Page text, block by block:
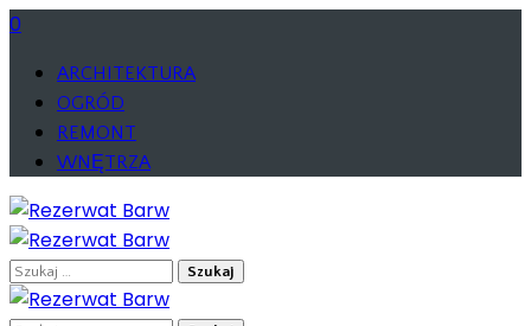
0
ARCHITEKTURA
OGRÓD
REMONT
WNĘTRZA
Szukaj: